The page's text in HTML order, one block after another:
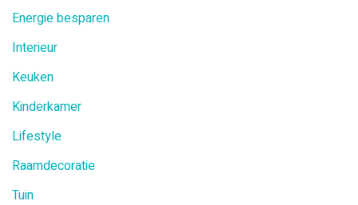
Energie besparen
Interieur
Keuken
Kinderkamer
Lifestyle
Raamdecoratie
Tuin